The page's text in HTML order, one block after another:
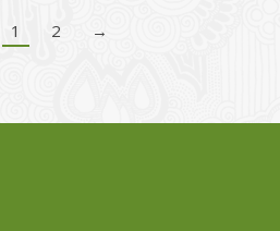
1 2 →